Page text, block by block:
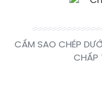
CẤM SAO CHÉP
CHẤP